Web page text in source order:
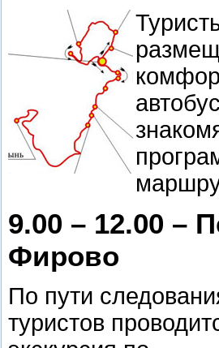
9.00 – 12.00 –
Фирово
По пути
туристов